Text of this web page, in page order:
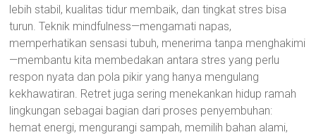
lebih stabil, kualitas tidur membaik, dan tingkat stres bisa
turun. Teknik mindfulness—mengamati napas,
memperhatikan sensasi tubuh, menerima tanpa menghakimi
—membantu kita membedakan antara stres yang perlu
respon nyata dan pola pikir yang hanya mengulang
kekhawatiran. Retret juga sering menekankan hidup ramah
lingkungan sebagai bagian dari proses penyembuhan:
hemat energi, mengurangi sampah, memilih bahan alami,